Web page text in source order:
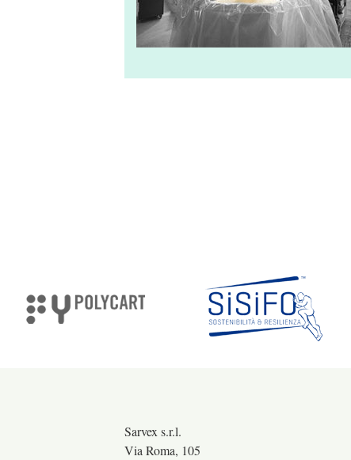
Sarvex s.r.l.
Via Roma, 105